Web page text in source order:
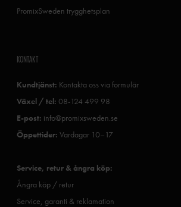
PromixSweden trygghetsplan
KONTAKT
Kundtjänst: Kontakta oss via formulär
Växel / tel: 08-124 499 98
E-post: info@promixsweden.se
Öppettider: Vardagar 10–17
Service, retur & ångra köp:
Ångra köp / retur
Service, garanti & reklamation